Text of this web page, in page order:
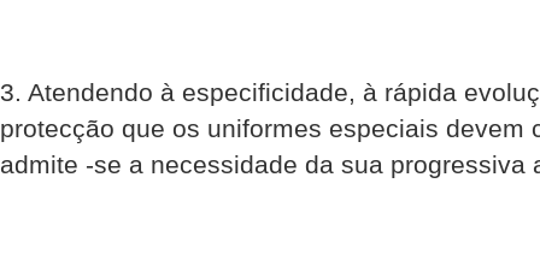
3. Atendendo à especificidade, à rápida
protecção que os uniformes especiais devem
admite -se a necessidade da sua progressiva